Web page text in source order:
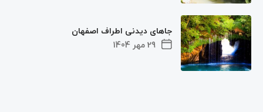
29 مهر 1404
جاهای دیدنی اطراف اصفهان